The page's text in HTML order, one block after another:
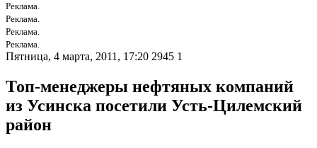
Реклама.
Реклама.
Реклама.
Реклама.
Пятница, 4 марта, 2011, 17:20 2945 1
Топ-менеджеры нефтяных компаний
из Усинска посетили Усть-Цилемский
район